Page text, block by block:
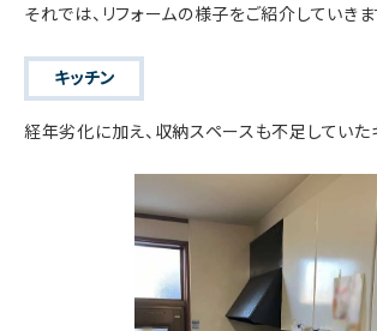
それでは、リフォームの様子をご紹介していきま
キッチン
経年劣化に加え、収納スペースも不足していた